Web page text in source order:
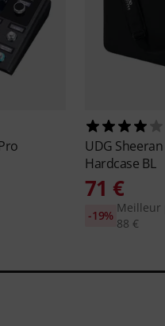
UDG
Hardcase BL
71 €
Meilleur
88 €
-19%